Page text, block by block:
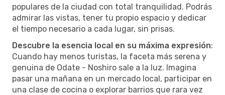
populares de la ciudad con total tranquilidad. Podrás
admirar las vistas, tener tu propio espacio y dedicar
el tiempo necesario a cada lugar, sin prisas.
Descubre la esencia local en su máxima expresión:
Cuando hay menos turistas, la faceta más serena y
genuina de Odate - Noshiro sale a la luz. Imagina
pasar una mañana en un mercado local, participar en
una clase de cocina o explorar barrios que rara vez